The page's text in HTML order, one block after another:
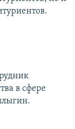
в сфере